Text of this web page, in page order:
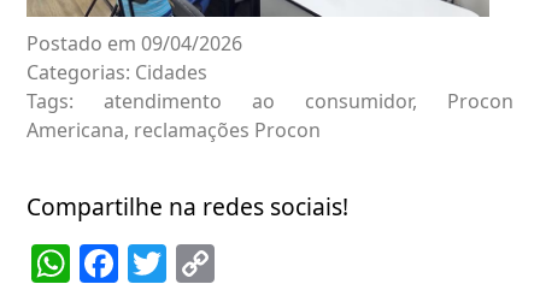
Postado em 09/04/2026
Categorias: Cidades
Tags: atendimento ao consumidor, Procon
Americana, reclamações Procon
Compartilhe na redes sociais!
WhatsApp
Facebook
Twitter